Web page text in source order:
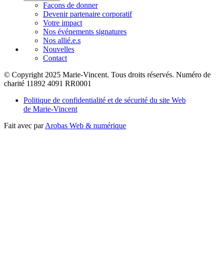
Façons de donner
Devenir partenaire corporatif
Votre impact
Nos événements signatures
Nos allié.e.s
Nouvelles
Contact
© Copyright 2025 Marie-Vincent. Tous droits réservés. Numéro de
charité 11892 4091 RR0001
Politique de confidentialité et de sécurité du site Web
de Marie-Vincent
Fait avec parArobas Web & numérique